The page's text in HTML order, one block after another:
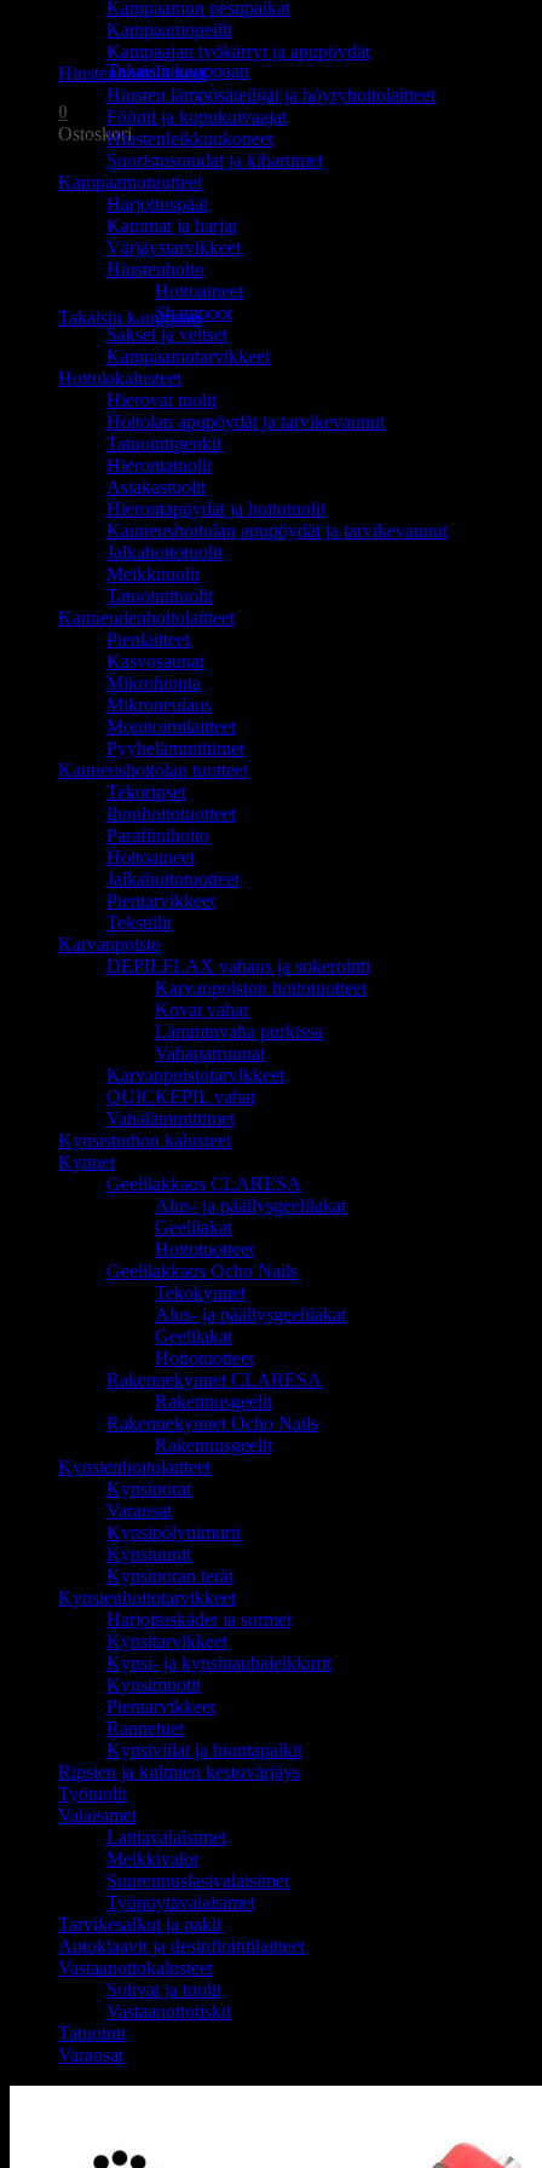
Ostoskori on tyhjä.
Takaisin kauppaan
0
Ostoskori
Ostoskori on tyhjä.
Takaisin kauppaan
Kampaamon pesupaikat
Kampaamopeilit
Kampaajan työkärryt ja apupöydät
Hiustenhoitolaitteet
Hiusten lämpösäteilijät ja höyryhoitolaitteet
Föönit ja kupukuivaajat
Hiustenleikkuukoneet
Suoristusraudat ja kihartimet
Kampaamotuotteet
Harjoituspäät
Kammat ja harjat
Värjäystarvikkeet
Hiustenhoito
Hoitoaineet
Shampoot
Sakset ja veitset
Kampaamotarvikkeet
Hoitolakalusteet
Hierovat tuolit
Hoitolan apupöydät ja tarvikevaunut
Tatuointipenkit
Hierontatuolit
Asiakastuolit
Hierontapöydät ja hoitotuolit
Kauneushoitolan apupöydät ja tarvikevaunut
Jalkahoitotuolit
Meikkituolit
Tatuointituolit
Kauneudenhoitolaitteet
Pienlaitteet
Kasvosaunat
Mikrohionta
Mikroneulaus
Monitoimilaitteet
Pyyhelämmittimet
Kauneushoitolan tuotteet
Tekoripset
Ihonhoitotuotteet
Parafiinihoito
Hoitoaineet
Jalkahoitotuotteet
Pientarvikkeet
Tekstiilit
Karvanpoisto
DEPILFLAX vahaus ja sokerointi
Karvanpoiston hoitotuotteet
Kovat vahat
Lämminvaha purkissa
Vahapatruunat
Karvanpoistotarvikkeet
QUICKEPIL vahat
Vahalämmittimet
Kynsistudion kalusteet
Kynnet
Geelilakkaus CLARESA
Alus- ja päällysgeelilakat
Geelilakat
Hoitotuotteet
Geelilakkaus Ocho Nails
Tekokynnet
Alus- ja päällysgeelilakat
Geelilakat
Hoitotuotteet
Rakennekynnet CLARESA
Rakennusgeelit
Rakennekynnet Ocho Nails
Rakennusgeelit
Kynsienhoitolaitteet
Kynsiporat
Varaosat
Kynsipölynimurit
Kynsiuunit
Kynsiporan terät
Kynsienhoitotarvikkeet
Harjoituskädet ja sormet
Kynsitarvikkeet
Kynsi- ja kynsinauhaleikkurit
Kynsimuotit
Pientarvikkeet
Rannetuet
Kynsiviilat ja hiontapalkit
Ripsien ja kulmien kestovärjäys
Työtuolit
Valaisimet
Lattiavalaisimet
Meikkivalot
Suurennuslasivalaisimet
Työpöytävalaisimet
Tarvikesalkut ja pakit
Autoklaavit ja desinfiointilaitteet
Vastaanottokalusteet
Sohvat ja tuolit
Vastaanottotiskit
Tatuointi
Varaosat